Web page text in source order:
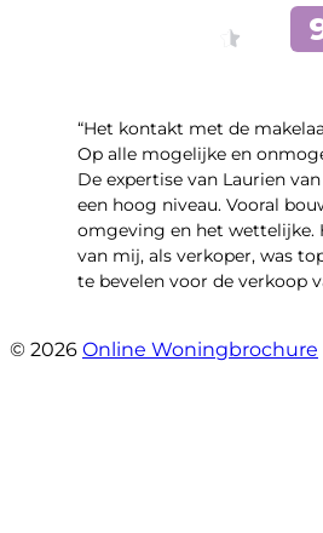
“Het kontakt met de
Op alle mogelijke en
De expertise van Laurien
een hoog niveau. Vooral
omgeving en het wettelijke.
van mij, als verkoper, was
te bevelen voor de verkoop
© 2026 Online Woningbrochure